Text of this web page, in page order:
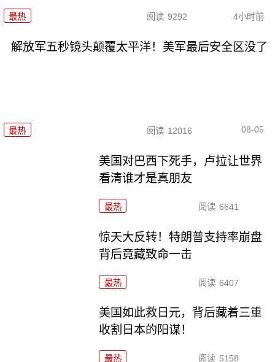
最热 阅读 9292 4小时前
解放军五秒镜头颠覆太平洋！美军最后安全区没了
最热 阅读 12016 08-05
美国对巴西下死手，卢拉让世界
看清谁才是真朋友
最热 阅读 6641
惊天大反转！特朗普支持率崩盘
背后竟藏致命一击
最热 阅读 6407
美国如此救日元，背后藏着三重
收割日本的阳谋！
最热 阅读 5158